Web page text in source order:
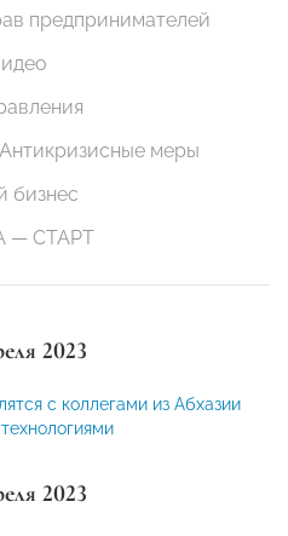
предпринимателей
меры
бизнес
— СТАРТ
2023
с коллегами из Абхазии
2023